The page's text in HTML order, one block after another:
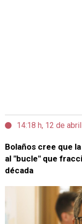
14:18 h, 12 de
Bolaños cree que
al "bucle" que
década